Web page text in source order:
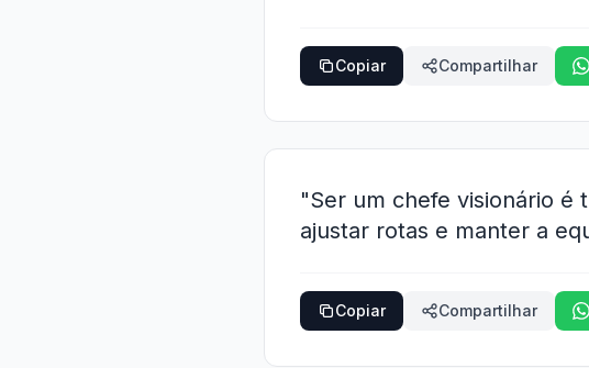
Copiar Compartilhar
"Ser um chefe visionário é
ajustar rotas e manter a
Copiar Compartilhar